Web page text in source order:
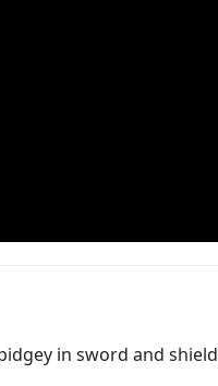
in sword and